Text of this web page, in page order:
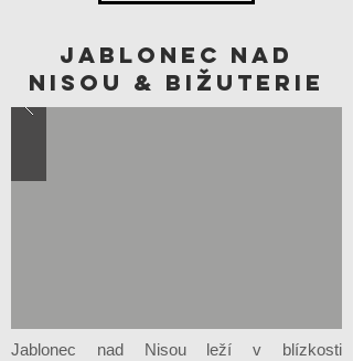
Jablonec nad
Nisou & bižuterie
Jablonec nad Nisou leží v blízkosti